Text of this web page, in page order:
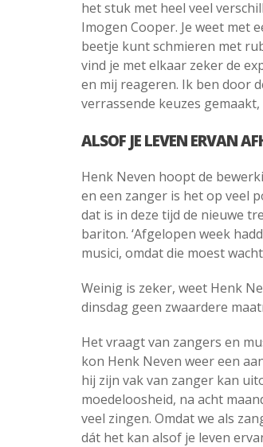
het stuk met heel veel
Imogen Cooper. Je weet met
beetje kunt schmieren met
vind je met elkaar zeker de
en mij reageren. Ik ben door
verrassende keuzes
ALSOF JE LEVEN ERVAN
Henk Neven hoopt de
en een zanger is het op veel
dat is in deze tijd de nieuwe
bariton. ‘Afgelopen week
musici, omdat die moest
Weinig is zeker, weet Henk
dinsdag geen zwaardere
Het vraagt van zangers en
kon Henk Neven weer een
hij zijn vak van zanger kan
moedeloosheid, na acht
veel zingen. Omdat we als
dát het kan alsof je leven